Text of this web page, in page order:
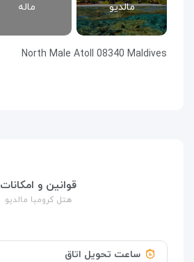
مالدیو ماله
North Male Atoll 08340 Maldives
قوانین و امکانات
هتل کرومبا مالدیو
ساعت تحویل اتاق